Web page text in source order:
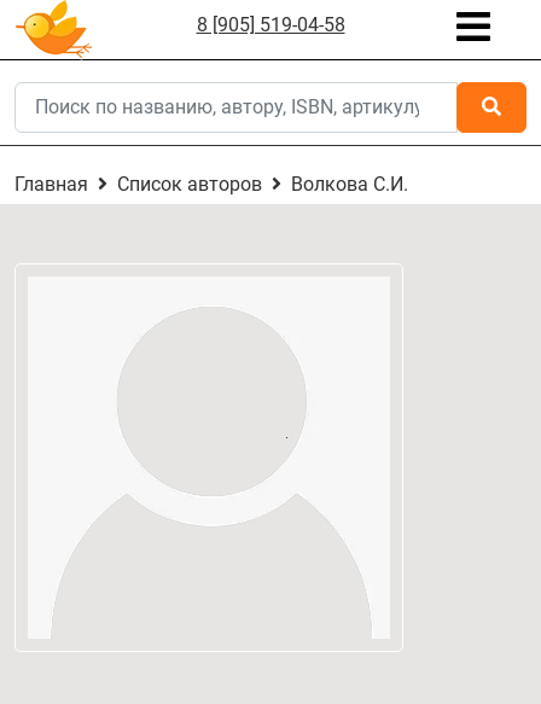
8 [905] 519-04-58
Главная Список авторов Волкова С.И.